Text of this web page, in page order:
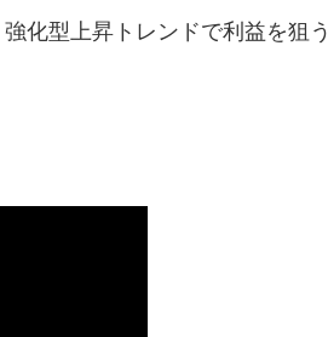
化型上昇トレンドで利益を狙う